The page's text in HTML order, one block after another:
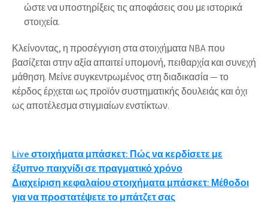
ώστε να υποστηρίξεις τις αποφάσεις σου με ιστορικά
στοιχεία.
Κλείνοντας, η προσέγγιση στα στοιχήματα NBA που
βασίζεται στην αξία απαιτεί υπομονή, πειθαρχία και συνεχή
μάθηση. Μείνε συγκεντρωμένος στη διαδικασία — το
κέρδος έρχεται ως προϊόν συστηματικής δουλειάς και όχι
ως αποτέλεσμα στιγμιαίων ενστίκτων.
Post
navigation
Live στοιχήματα μπάσκετ: Πώς να κερδίσετε με
έξυπνο παιχνίδι σε πραγματικό χρόνο
Διαχείριση κεφαλαίου στοιχήματα μπάσκετ: Μέθοδοι
για να προστατέψετε το μπάτζετ σας